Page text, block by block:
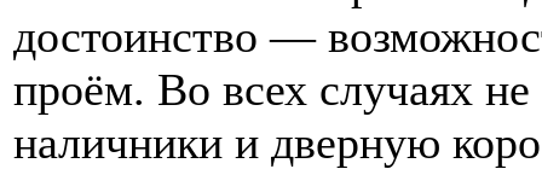
достоинство —
проём. Во всех случаях
наличники и дверную